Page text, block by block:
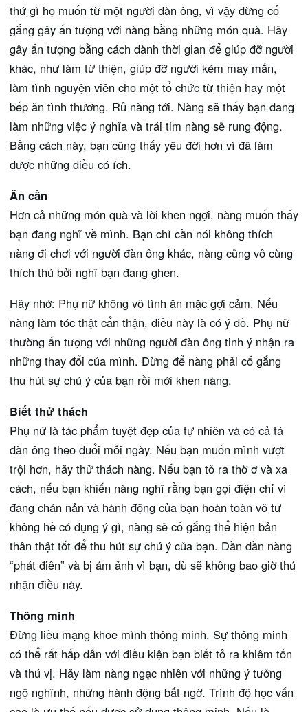
thứ gì họ muốn từ một người đàn ông, vì vậy đừng cố
gắng gây ấn tượng với nàng bằng những món quà. Hãy
gây ấn tượng bằng cách dành thời gian để giúp đỡ người
khác, như làm từ thiện, giúp đỡ người kém may mắn,
làm tình nguyện viên cho một tổ chức từ thiện hay một
bếp ăn tình thương. Rủ nàng tới. Nàng sẽ thấy bạn đang
làm những việc ý nghĩa và trái tim nàng sẽ rung động.
Bằng cách này, bạn cũng thấy yêu đời hơn vì đã làm
được những điều có ích.
Ân cần
Hơn cả những món quà và lời khen ngợi, nàng muốn thấy
bạn đang nghĩ về mình. Bạn chỉ cần nói không thích
nàng đi chơi với người đàn ông khác, nàng cũng vô cùng
thích thú bởi nghĩ bạn đang ghen.
Hãy nhớ: Phụ nữ không vô tình ăn mặc gợi cảm. Nếu
nàng làm tóc thật cẩn thận, điều này là có ý đồ. Phụ nữ
thường ấn tượng với những người đàn ông tinh ý nhận ra
những thay đổi của mình. Đừng để nàng phải cố gắng
thu hút sự chú ý của bạn rồi mới khen nàng.
Biết thử thách
Phụ nữ là tác phẩm tuyệt đẹp của tự nhiên và có cả tá
đàn ông theo đuổi mỗi ngày. Nếu bạn muốn mình vượt
trội hơn, hãy thử thách nàng. Nếu bạn tỏ ra thờ ơ và xa
cách, nếu bạn khiến nàng nghĩ rằng bạn gọi điện chỉ vì
đang chán nản và hành động của bạn hoàn toàn vô tư
không hề có dụng ý gì, nàng sẽ cố gắng thể hiện bản
thân thật tốt để thu hút sự chú ý của bạn. Dần dần nàng
“phát điên” và bị ám ảnh vì bạn, dù sẽ không bao giờ thú
nhận điều này.
Thông minh
Đừng liều mạng khoe mình thông minh. Sự thông minh
có thể rất hấp dẫn với điều kiện bạn biết tỏ ra khiêm tốn
và thú vị. Hãy làm nàng ngạc nhiên với những ý tưởng
ngộ nghĩnh, những hành động bất ngờ. Trình độ học vấn